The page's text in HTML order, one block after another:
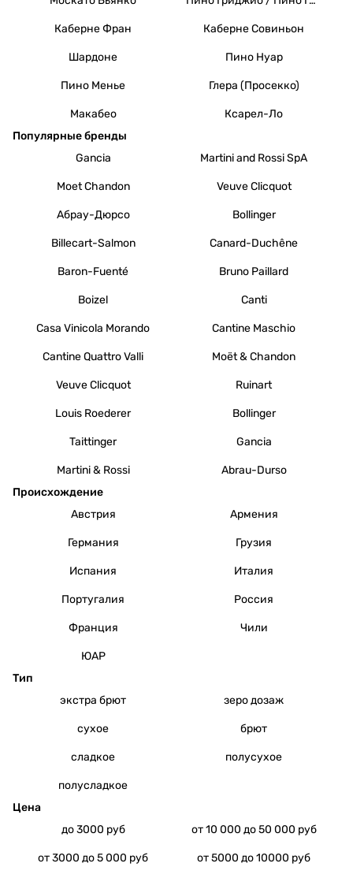
Каберне Фран Каберне Совиньон
Шардоне Пино Нуар
Пино Менье Глера (Просекко)
Макабео
Ксарел-Ло
Популярные бренды
Gancia
Martini and Rossi SpA
Moet Chandon Veuve Clicquot
Абрау-Дюрсо Bollinger
Billecart-Salmon Canard-Duchêne
Baron-Fuenté Bruno Paillard
Boizel Canti
Casa Vinicola Morando Cantine Maschio
Cantine Quattro Valli Moët & Chandon
Veuve Clicquot Ruinart
Louis Roederer Bollinger
Taittinger Gancia
Martini & Rossi
Abrau-Durso
Происхождение
Австрия
Армения
Германия Грузия
Испания Италия
Португалия Россия
Франция Чили
ЮАР
Тип
экстра брют
зеро дозаж
сухое брют
сладкое полусухое
полусладкое
Цена
до 3000 руб
от 10 000 до 50 000 руб
от 3000 до 5 000 руб от 5000 до 10000 руб